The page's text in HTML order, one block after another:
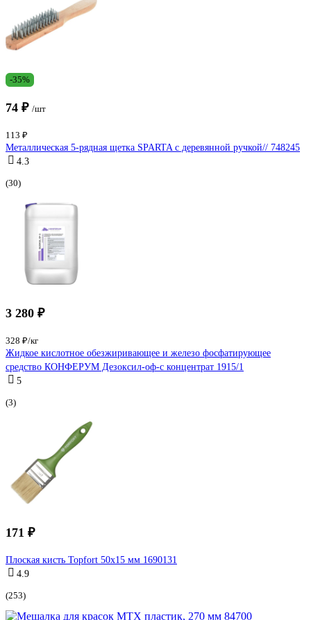
-35%
74 ₽ /шт
113 ₽
Металлическая 5-рядная щетка SPARTA с деревянной ручкой// 748245
4.3
(30)
3 280 ₽
328 ₽/кг
Жидкое кислотное обезжиривающее и железо фосфатирующее
средство КОНФЕРУМ Дезоксил-оф-с концентрат 1915/1
5
(3)
171 ₽
Плоская кисть Topfort 50x15 мм 1690131
4.9
(253)